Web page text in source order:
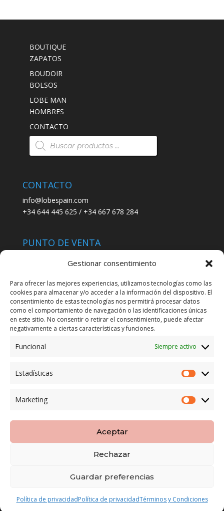
Gestionar consentimiento
Para ofrecer las mejores experiencias, utilizamos tecnologías como las
cookies para almacenar y/o acceder a la información del dispositivo. El
consentimiento de estas tecnologías nos permitirá procesar datos
como el comportamiento de navegación o las identificaciones únicas
en este sitio. No consentir o retirar el consentimiento, puede afectar
negativamente a ciertas características y funciones.
Funcional Siempre activo
Estadísticas
Marketing
Aceptar
Rechazar
Guardar preferencias
Política de privacidadPolítica de privacidadTérminos y Condiciones
BOUTIQUE
ZAPATOS
BOUDOIR
BOLSOS
LOBE MAN
HOMBRES
CONTACTO
Búsqueda
de
productos
CONTACTO
info@lobespain.com
+34 644 445 625 / +34 667 678 284
PUNTO DE VENTA
C/ San José 6, 11004 Cádiz
LEGAL
POLÍTICA DE ENVÍO
TERMINOS Y CONDICIONES
Copyright LOBESPAIN | Diseñada por
Condiciones